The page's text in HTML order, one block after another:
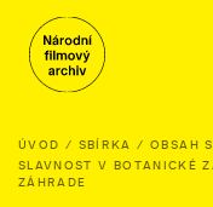
ÚVOD SBÍRKA OBSAH
SLAVNOST V BOTANICKÉ
ZÁHRADE